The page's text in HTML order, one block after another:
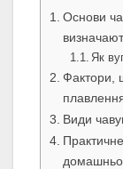
Основи
Як
Фактори,
Види